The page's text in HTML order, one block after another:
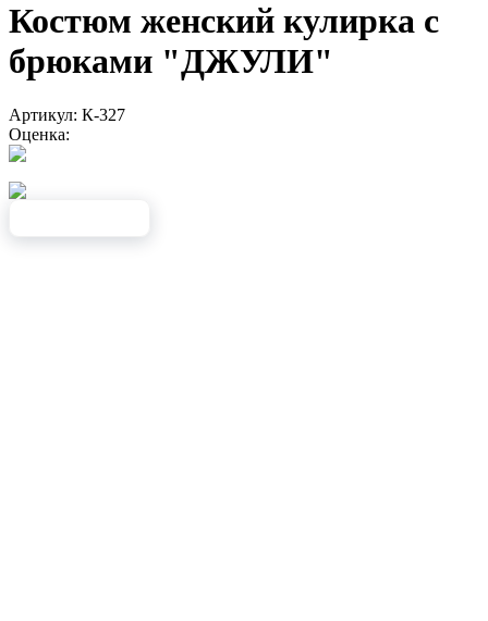
Костюм женский кулирка с
брюками "ДЖУЛИ"
Артикул: К-327
Оценка: